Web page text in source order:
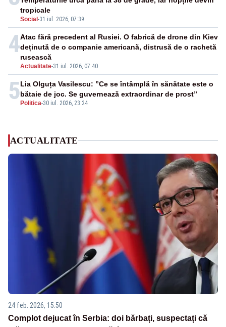
Social -31 iul. 2026, 07:39
tropicale
4
Actualitate-31 iul. 2026, 07:40
Atac fără precedent al Rusiei. O fabrică de drone din Kiev
deținută de o companie americană, distrusă de o rachetă
rusească
5 Politica-30 iul. 2026, 23:24
Lia Olguța Vasilescu: ”Ce se întâmplă în sănătate este o
bătaie de joc. Se guvernează extraordinar de prost”
ACTUALITATE
24 feb. 2026, 15:50
Complot dejucat în Serbia: doi bărbați, suspectați că